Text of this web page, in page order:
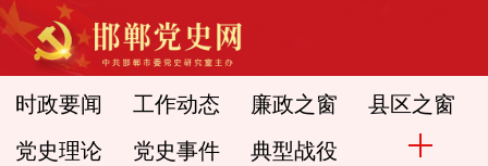
时政要闻 工作动态 廉政之窗 县区之窗
党史理论 党史事件 典型战役